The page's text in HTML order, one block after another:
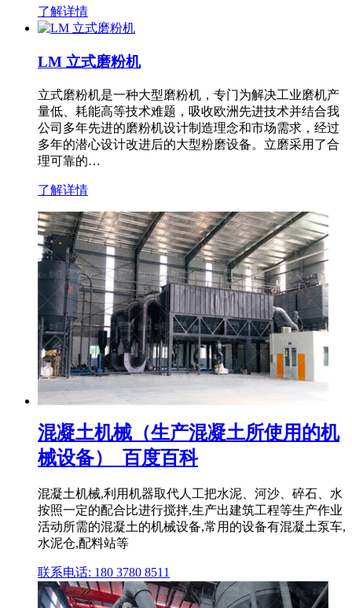
了解详情
LM 立式磨粉机
立式磨粉机是一种大型磨粉机，专门为解决工业磨机产
量低、耗能高等技术难题，吸收欧洲先进技术并结合我
公司多年先进的磨粉机设计制造理念和市场需求，经过
多年的潜心设计改进后的大型粉磨设备。立磨采用了合
理可靠的…
了解详情
混凝土机械（生产混凝土所使用的机
械设备）_百度百科
混凝土机械,利用机器取代人工把水泥、河沙、碎石、水
按照一定的配合比进行搅拌,生产出建筑工程等生产作业
活动所需的混凝土的机械设备,常用的设备有混凝土泵车,
水泥仓,配料站等
联系电话: 180 3780 8511